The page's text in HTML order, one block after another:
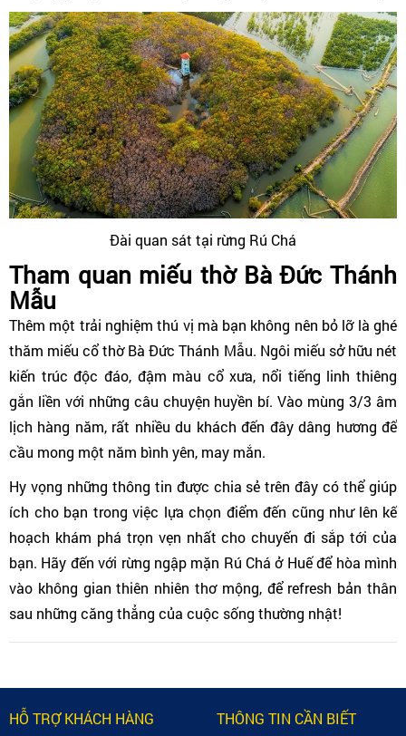
Đài quan sát tại rừng Rú Chá
Tham quan miếu thờ Bà Đức Thánh
Mẫu
Thêm một trải nghiệm thú vị mà bạn không nên bỏ lỡ là ghé
thăm miếu cổ thờ Bà Đức Thánh Mẫu. Ngôi miếu sở hữu nét
kiến trúc độc đáo, đậm màu cổ xưa, nổi tiếng linh thiêng
gắn liền với những câu chuyện huyền bí. Vào mùng 3/3 âm
lịch hàng năm, rất nhiều du khách đến đây dâng hương để
cầu mong một năm bình yên, may mắn.
Hy vọng những thông tin được chia sẻ trên đây có thể giúp
ích cho bạn trong việc lựa chọn điểm đến cũng như lên kế
hoạch khám phá trọn vẹn nhất cho chuyến đi sắp tới của
bạn. Hãy đến với rừng ngập mặn Rú Chá ở Huế để hòa mình
vào không gian thiên nhiên thơ mộng, để refresh bản thân
sau những căng thẳng của cuộc sống thường nhật!
HỖ TRỢ KHÁCH HÀNG THÔNG TIN CẦN BIẾT